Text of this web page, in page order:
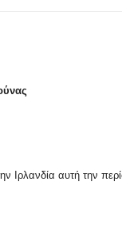
Ιρλανδία αυτή την